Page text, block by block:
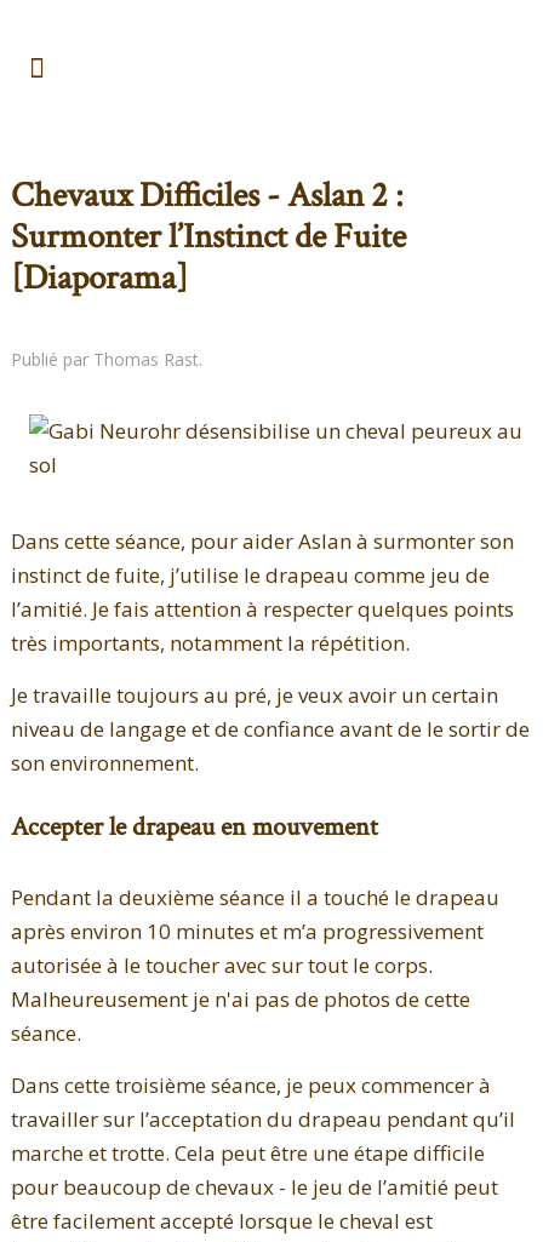
Chevaux Difficiles - Aslan 2 :
Surmonter l’Instinct de Fuite
[Diaporama]
Publié par Thomas Rast.
Dans cette séance, pour aider Aslan à surmonter son
instinct de fuite, j’utilise le drapeau comme jeu de
l’amitié. Je fais attention à respecter quelques points
très importants, notamment la répétition.
Je travaille toujours au pré, je veux avoir un certain
niveau de langage et de confiance avant de le sortir de
son environnement.
Accepter le drapeau en mouvement
Pendant la deuxième séance il a touché le drapeau
après environ 10 minutes et m’a progressivement
autorisée à le toucher avec sur tout le corps.
Malheureusement je n'ai pas de photos de cette
séance.
Dans cette troisième séance, je peux commencer à
travailler sur l’acceptation du drapeau pendant qu’il
marche et trotte. Cela peut être une étape difficile
pour beaucoup de chevaux - le jeu de l’amitié peut
être facilement accepté lorsque le cheval est